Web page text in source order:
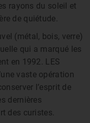
rayons du soleil et
de quiétude.
(métal, bois, verre)
qui a marqué les
en 1992. LES
vaste opération
l’esprit de
dernières
des curistes.